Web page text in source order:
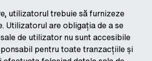
utilizatorul trebuie să furnizeze
Utilizatorul are obligația de a se
de utilizator nu sunt accesibile
pentru toate tranzacțiile și